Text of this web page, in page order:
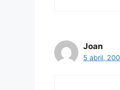
Joan
5 abril,